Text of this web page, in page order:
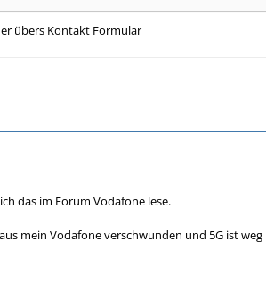
übers Kontakt Formular
das im Forum Vodafone lese.
mein Vodafone verschwunden und 5G ist weg